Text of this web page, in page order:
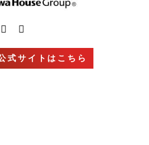
Y
o
u
t
u
G
o
o
g
l
サイトはこちら